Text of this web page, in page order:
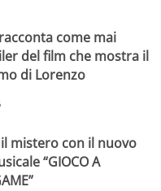
come mai
del film che mostra il
di Lorenzo
il mistero con il nuovo
“GIOCO A